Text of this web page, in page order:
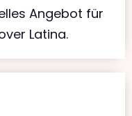
Angebot für
Latina.